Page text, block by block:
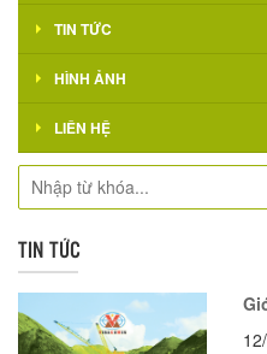
TIN TỨC
HÌNH ẢNH
LIÊN HỆ
TIN TỨC